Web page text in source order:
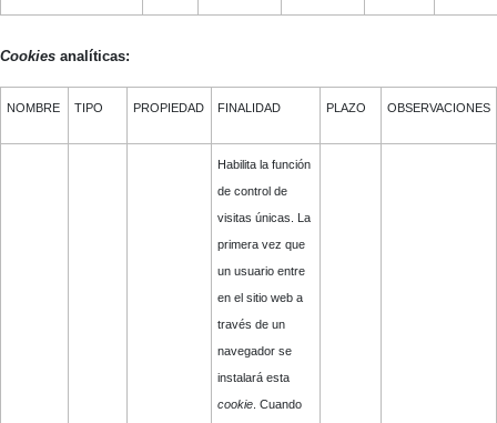
Cookies analíticas:
NOMBRE TIPO PROPIEDAD FINALIDAD PLAZO OBSERVACIONES
Habilita la función
de control de
visitas únicas. La
primera vez que
un usuario entre
en el sitio web a
través de un
navegador se
instalará esta
cookie . Cuando